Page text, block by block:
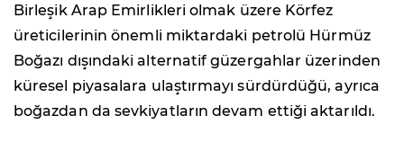
Birleşik Arap Emirlikleri olmak üzere Körfez
üreticilerinin önemli miktardaki petrolü Hürmüz
Boğazı dışındaki alternatif güzergahlar üzerinden
küresel piyasalara ulaştırmayı sürdürdüğü, ayrıca
boğazdan da sevkiyatların devam ettiği aktarıldı.